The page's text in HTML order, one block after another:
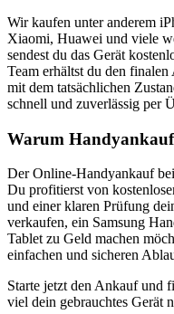
Wir kaufen unter anderem
Xiaomi, Huawei und viele
sendest du das Gerät
Team erhältst du den
mit dem tatsächlichen
schnell und zuverlässig per
Warum
Der Online-Handyankauf
Du profitierst von
und einer klaren Prüfung
verkaufen, ein Samsung
Tablet zu Geld machen
einfachen und sicheren
Starte jetzt den Ankauf und
viel dein gebrauchtes Gerät